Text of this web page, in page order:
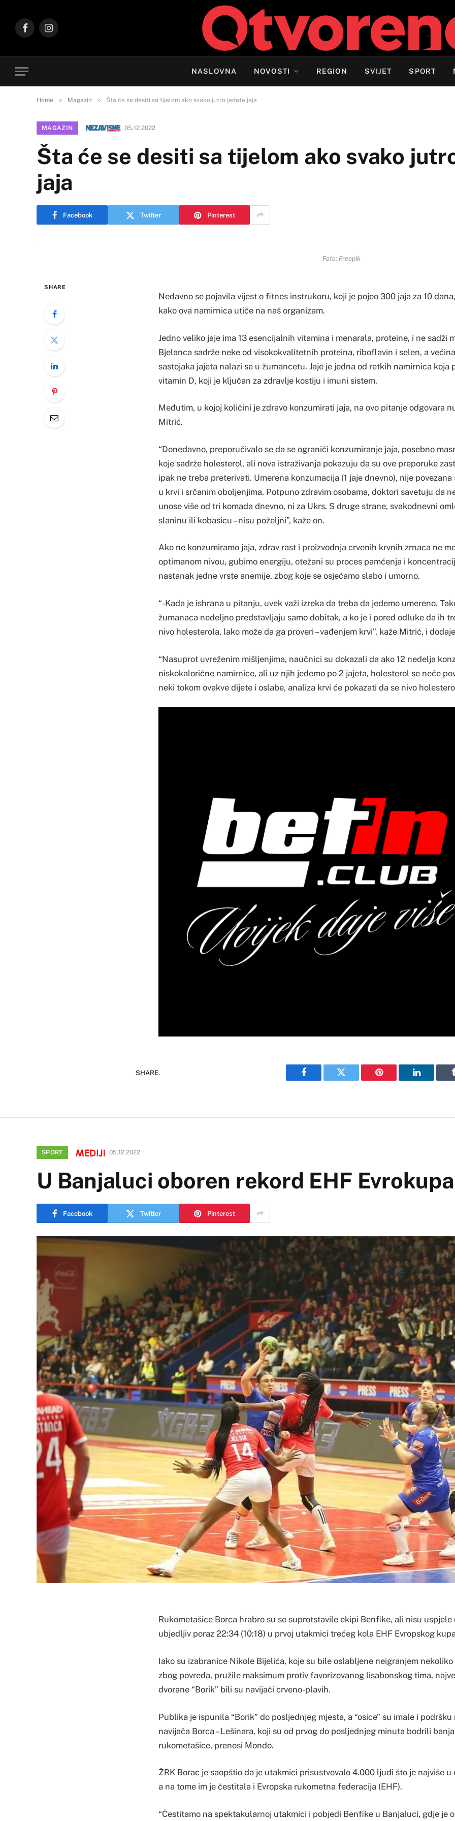
FacebookInstagram
NASLOVNA NOVOSTI REGION SVIJET SPORT
Home » Magazin » Šta će se desiti sa tijelom ako svako jutro jedete jaja
MAGAZIN 05.12.2022
Šta će se desiti sa tijelom ako svako
jaja
Facebook Twitter Pinterest
Foto: Freepik
SHARE
Nedavno se pojavila vijest o fitnes instrukoru, koji je pojeo 300 jaja za 10
kako ova namirnica utiče na naš organizam.
Jedno veliko jaje ima 13 esencijalnih vitamina i menarala, proteine, i ne sadži
Bjelanca sadrže neke od visokokvalitetnih proteina, riboflavin i selen, a
sastojaka jajeta nalazi se u žumancetu. Jaje je jedna od retkih namirnica koja
vitamin D, koji je ključan za zdravlje kostiju i imuni sistem.
Međutim, u kojoj količini je zdravo konzumirati jaja, na ovo pitanje odgovara
Mitrić.
“Donedavno, preporučivalo se da se ograniči konzumiranje jaja, posebno
koje sadrže holesterol, ali nova istraživanja pokazuju da su ove preporuke
ipak ne treba preterivati. Umerena konzumacija (1 jaje dnevno), nije povezana
u krvi i srčanim oboljenjima. Potpuno zdravim osobama, doktori savetuju da
unose više od tri komada dnevno, ni za Ukrs. S druge strane, svakodnevni
slaninu ili kobasicu – nisu poželjni”, kaže on.
Ako ne konzumiramo jaja, zdrav rast i proizvodnja crvenih krvnih zrnaca ne
optimanom nivou, gubimo energiju, otežani su proces pamćenja i
nastanak jedne vrste anemije, zbog koje se osjećamo slabo i umorno.
“-Kada je ishrana u pitanju, uvek važi izreka da treba da jedemo umereno.
žumanaca nedeljno predstavljaju samo dobitak, a ko je i pored odluke da ih
nivo holesterola, lako može da ga proveri – vađenjem krvi”, kaže Mitrić, i
“Nasuprot uvreženim mišljenjima, naučnici su dokazali da ako 12 nedelja
niskokalorične namirnice, ali uz njih jedemo po 2 jajeta, holesterol se neće
neki tokom ovakve dijete i oslabe, analiza krvi će pokazati da se nivo
SHARE.
Facebook Twitter Pinterest LinkedIn
SPORT 05.12.2022
U Banjaluci oboren rekord EHF Evrokupa
Facebook Twitter Pinterest
Rukometašice Borca hrabro su se suprotstavile ekipi Benfike, ali nisu uspjele
ubjedljiv poraz 22:34 (10:18) u prvoj utakmici trećeg kola EHF Evropskog
Iako su izabranice Nikole Bijelića, koje su bile oslabljene neigranjem
zbog povreda, pružile maksimum protiv favorizovanog lisabonskog tima,
dvorane “Borik” bili su navijači crveno-plavih.
Publika je ispunila “Borik” do posljednjeg mjesta, a “osice” su imale i
navijača Borca – Lešinara, koji su od prvog do posljednjeg minuta bodrili
rukometašice, prenosi Mondo.
ŽRK Borac je saopštio da je utakmici prisustvovalo 4.000 ljudi što je najviše u
a na tome im je čestitala i Evropska rukometna federacija (EHF).
“Čestitamo na spektakularnoj utakmici i pobjedi Benfike u Banjaluci, gdje je